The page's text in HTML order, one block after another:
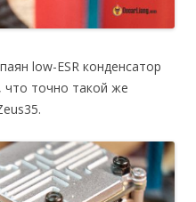
low-ESR конденсатор
точно такой же